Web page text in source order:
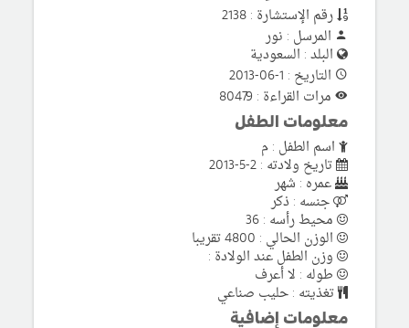
رقم الإستشارة : 2138
المرسل : نور
البلد : السعودية
التاريخ : 1-06-2013
مرات القراءة : 80479
معلومات الطفل
اسم الطفل : م
تاريخ ولادته : 2-5-2013
عمره : شهر
جنسه : ذكر
محيط رأسه : 36
الوزن الحالي : 4800 تقريبا
وزن الطفل عند الولادة :
طوله : لا أعرف
تغذيته : حليب صناعي
معلومات إضافية